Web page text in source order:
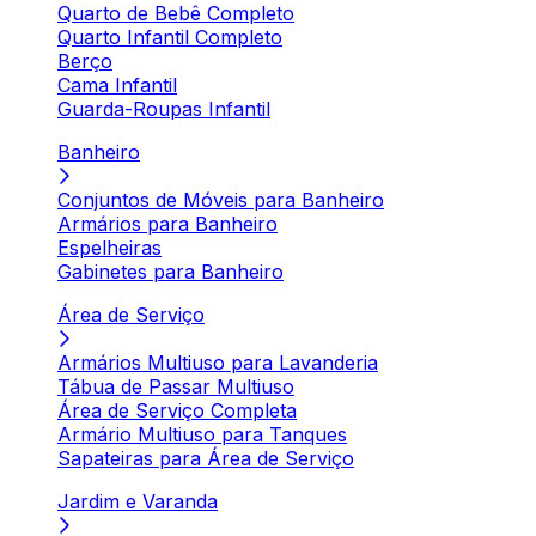
Quarto de Bebê Completo
Quarto Infantil Completo
Berço
Cama Infantil
Guarda-Roupas Infantil
Banheiro
Conjuntos de Móveis para Banheiro
Armários para Banheiro
Espelheiras
Gabinetes para Banheiro
Área de Serviço
Armários Multiuso para Lavanderia
Tábua de Passar Multiuso
Área de Serviço Completa
Armário Multiuso para Tanques
Sapateiras para Área de Serviço
Jardim e Varanda